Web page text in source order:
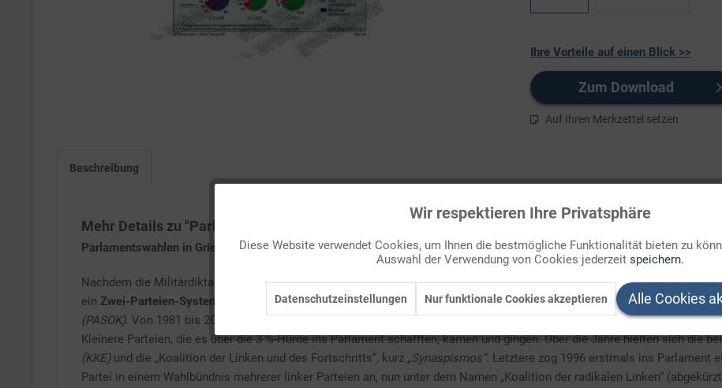
Ihre Vorteile auf einen Blick >>
Zum Download
Auf Ihren Merkzettel setzen
Beschreibung
Mehr Details zu "Parlamentswahlen in Griechenland"
Parlamentswahlen in Griechenland
Nachdem die Militärdiktatur 1974 zusammengebrochen war und die Verfassung von 1975 die Demokratie
ein Zwei-Parteien-System . Getragen wurde es von der konservativenNeuen Demokratie (ND)und der
(PASOK). Von 1981 bis 2009 erreichten die beiden großen Parteien zusammen stets einen Stimmenanteil von gut 80 %
Kleinere Parteien, die es über die 3 %-Hürde ins Parlament schafften, kamen und gingen. Über die Jahre hielten sich die
(KKE)und die „Koalition der Linken und des Fortschritts“, kurz „Synaspismos“. Letztere zog 1996 erstmals ins Parlament
Partei in einem Wahlbündnis mehrerer linker Parteien an, nun unter dem Namen „Koalition der radikalen Linken“
Service
Wir respektieren Ihre Privatsphäre
Diese Website verwendet Cookies, um Ihnen die bestmögliche Funktionalität bieten zu
Auswahl der Verwendung von Cookies jederzeit speichern.
Datenschutzeinstellungen Nur funktionale Cookies akzeptieren Alle Cookies